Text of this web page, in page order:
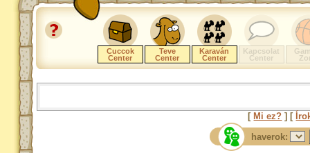
Cuccok
Center
Teve
Center
Karaván
Center
Kapcsolat
Center
[ Mi ez? ] [
haverok: